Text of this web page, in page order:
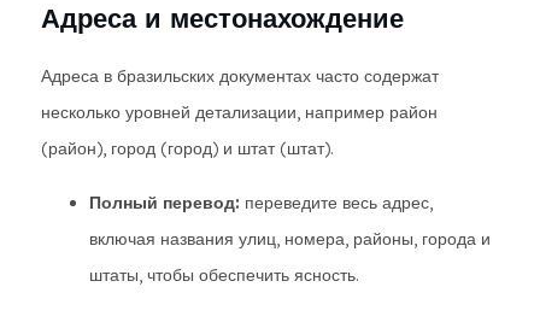
Адреса и местонахождение
Адреса в бразильских документах часто содержат
несколько уровней детализации, например район
(район), город (город) и штат (штат).
Полный перевод: переведите весь адрес,
включая названия улиц, номера, районы, города и
штаты, чтобы обеспечить ясность.